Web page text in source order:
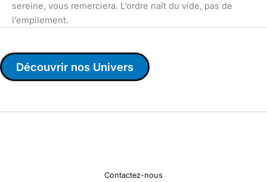
sereine, vous remerciera. L’ordre naît du vide, pas de
l’empilement.
Découvrir nos Univers
Contactez-nous